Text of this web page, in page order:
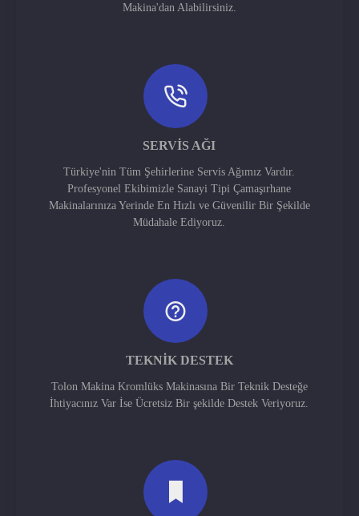
Makina'dan Alabilirsiniz.
SERVIS AĞI
Türkiye'nin Tüm Şehirlerine Servis Ağımız Vardır.
Profesyonel Ekibimizle Sanayi Tipi Çamaşırhane
Makinalarınıza Yerinde En Hızlı ve Güvenilir Bir Şekilde
Müdahale Ediyoruz.
TEKNIK DESTEK
Tolon Makina Kromlüks Makinasına Bir Teknik Desteğe
İhtiyacınız Var İse Ücretsiz Bir şekilde Destek Veriyoruz.